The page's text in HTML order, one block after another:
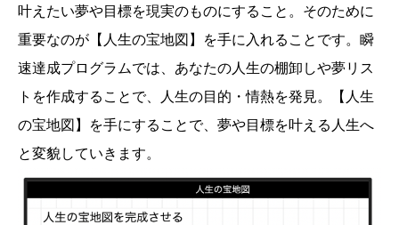
叶えたい夢や目標を現実のものにすること。そのために
重要なのが【人生の宝地図】を手に入れることです。瞬
速達成プログラムでは、あなたの人生の棚卸しや夢リス
トを作成することで、人生の目的・情熱を発見。【人生
の宝地図】を手にすることで、夢や目標を叶える人生へ
と変貌していきます。